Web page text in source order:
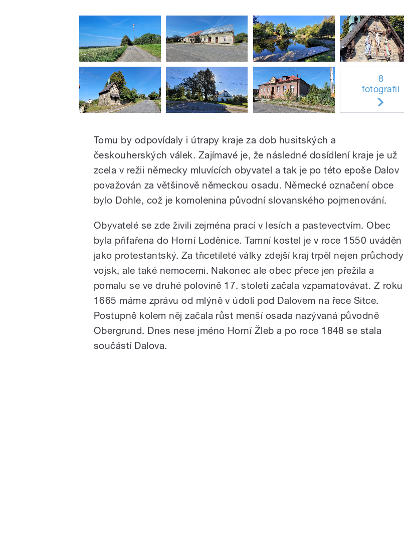
8
fotografií
Tomu by odpovídaly i útrapy kraje za dob husitských a
českouherských válek. Zajímavé je, že následné dosídlení kraje je už
zcela v režii německy mluvících obyvatel a tak je po této epoše Dalov
považován za většinově německou osadu. Německé označení obce
bylo Dohle, což je komolenina původní slovanského pojmenování.
Obyvatelé se zde živili zejména prací v lesích a pastevectvím. Obec
byla přifařena do Horní Loděnice. Tamní kostel je v roce 1550 uváděn
jako protestantský. Za třicetileté války zdejší kraj trpěl nejen průchody
vojsk, ale také nemocemi. Nakonec ale obec přece jen přežila a
pomalu se ve druhé polovině 17. století začala vzpamatovávat. Z roku
1665 máme zprávu od mlýně v údolí pod Dalovem na řece Sitce.
Postupně kolem něj začala růst menší osada nazývaná původně
Obergrund. Dnes nese jméno Horní Žleb a po roce 1848 se stala
součástí Dalova.